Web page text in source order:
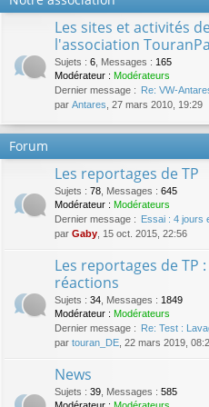
Les sites et activités
l'association
Sujets : 6 Messages : 165
Modérateur : Modérateurs
Dernier message : Re: VW-
par Antares , 27 mars 2010, 19:29
Forum
Les reportages de TP
Sujets : 78 Messages : 645
Modérateur : Modérateurs
Dernier message : Essai : 4 jours
par Gaby , 15 oct. 2015, 22:56
Les reportages de TP
réactions
Sujets : 34 Messages : 1849
Modérateur : Modérateurs
Dernier message : Re: Test :
par touran_DE , 22 mars 2019,
News
Sujets : 39 Messages : 585